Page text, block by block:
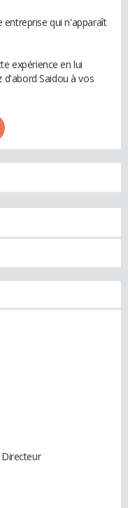
entreprise qui n'apparaît
expérience en lui
Saidou à vos